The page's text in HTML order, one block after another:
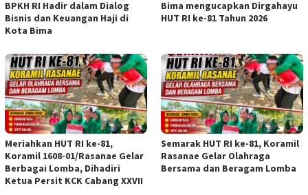
BPKH RI Hadir dalam Dialog
Bisnis dan Keuangan Haji di
Kota Bima
Bima mengucapkan Dirgahayu
HUT RI ke-81 Tahun 2026
Meriahkan HUT RI ke-81,
Koramil 1608-01/Rasanae Gelar
Berbagai Lomba, Dihadiri
Ketua Persit KCK Cabang XXVII
Semarak HUT RI ke-81, Koramil
Rasanae Gelar Olahraga
Bersama dan Beragam Lomba